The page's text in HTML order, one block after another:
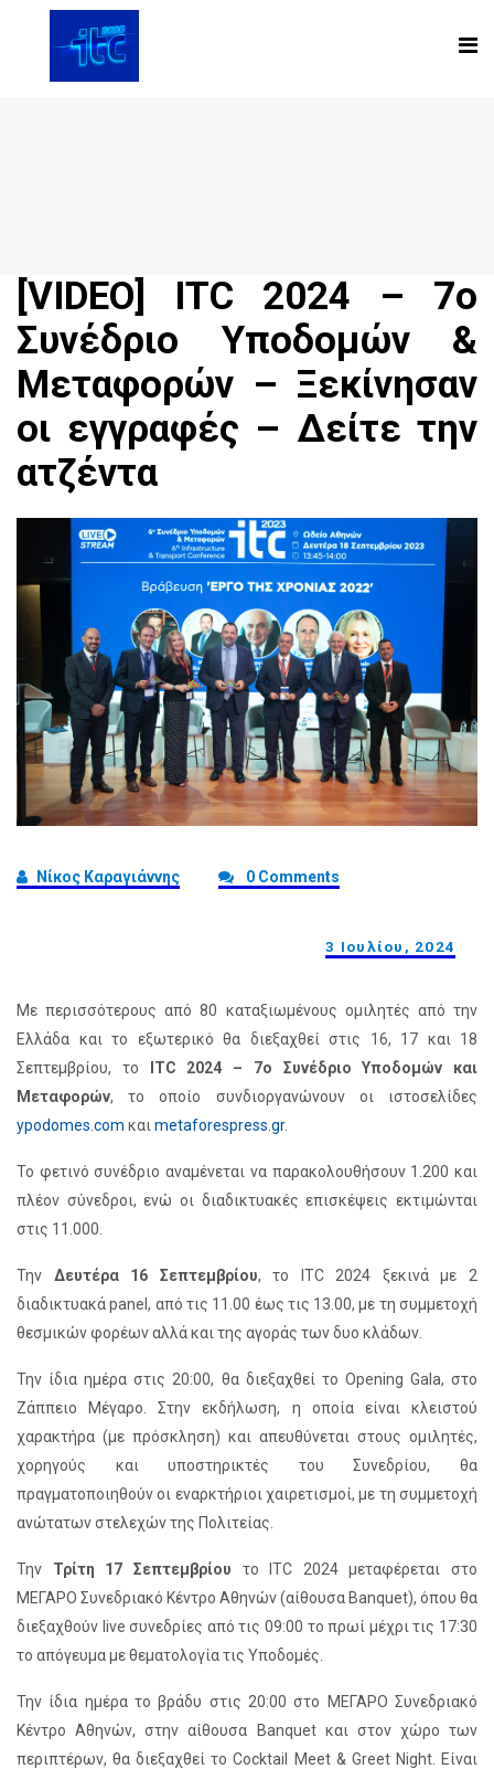
[VIDEO] ITC 2024 – 7ο
Συνέδριο Υποδομών &
Μεταφορών – Ξεκίνησαν
οι εγγραφές – Δείτε την
ατζέντα
Νίκος Καραγιάννης 0 Comments
3 Ιουλίου, 2024
Με περισσότερους από 80 καταξιωμένους ομιλητές από την
Ελλάδα και το εξωτερικό θα διεξαχθεί στις 16, 17 και 18
Σεπτεμβρίου, το ITC 2024 – 7ο Συνέδριο Υποδομών και
Μεταφορών, το οποίο συνδιοργανώνουν οι ιστοσελίδες
ypodomes.com και metaforespress.gr.
Το φετινό συνέδριο αναμένεται να παρακολουθήσουν 1.200 και
πλέον σύνεδροι, ενώ οι διαδικτυακές επισκέψεις εκτιμώνται
στις 11.000.
Την Δευτέρα 16 Σεπτεμβρίου, το ITC 2024 ξεκινά με 2
διαδικτυακά panel, από τις 11.00 έως τις 13.00, με τη συμμετοχή
θεσμικών φορέων αλλά και της αγοράς των δυο κλάδων.
Την ίδια ημέρα στις 20:00, θα διεξαχθεί το Opening Gala, στο
Ζάππειο Μέγαρο. Στην εκδήλωση, η οποία είναι κλειστού
χαρακτήρα (με πρόσκληση) και απευθύνεται στους ομιλητές,
χορηγούς και υποστηρικτές του Συνεδρίου, θα
πραγματοποιηθούν οι εναρκτήριοι χαιρετισμοί, με τη συμμετοχή
ανώτατων στελεχών της Πολιτείας.
Την Τρίτη 17 Σεπτεμβρίου το ITC 2024 μεταφέρεται στο
ΜΕΓΑΡΟ Συνεδριακό Κέντρο Αθηνών (αίθουσα Banquet), όπου θα
διεξαχθούν live συνεδρίες από τις 09:00 το πρωί μέχρι τις 17:30
το απόγευμα με θεματολογία τις Υποδομές.
Την ίδια ημέρα το βράδυ στις 20:00 στο ΜΕΓΑΡΟ Συνεδριακό
Κέντρο Αθηνών, στην αίθουσα Banquet και στον χώρο των
περιπτέρων, θα διεξαχθεί το Cocktail Meet & Greet Night. Είναι